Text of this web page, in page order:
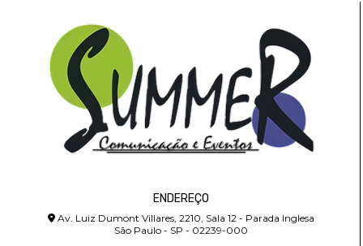
ENDEREÇO
Av. Luiz Dumont Villares, 2210, Sala 12 - Parada Inglesa
São Paulo - SP - 02239-000